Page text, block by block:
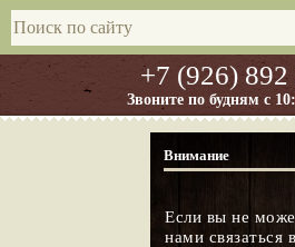
+7 (926) 892
Звоните по будням с
Внимание
Если вы не
нами связаться в